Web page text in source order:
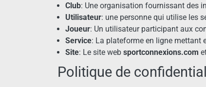
Club: Une organisation fournissant des
Utilisateur: une personne qui utilise les
Joueur: Un utilisateur participant aux
Service: La plateforme en ligne mettant
Site: Le site web sportconnexions.com
Politique de